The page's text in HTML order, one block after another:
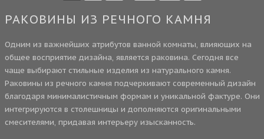
РАКОВИНЫ ИЗ РЕЧНОГО КАМНЯ
Одним из важнейших атрибутов ванной комнаты, влияющих на
общее восприятие дизайна, является раковина. Сегодня все
чаще выбирают стильные изделия из натурального камня.
Раковины из речного камня подчеркивают современный дизайн
благодаря минималистичным формам и уникальной фактуре. Они
интегрируются в столешницы и дополняются оригинальными
смесителями, придавая интерьеру изысканность.